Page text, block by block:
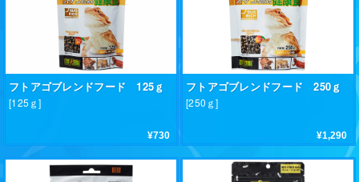
フトアゴブレンドフード 125ｇ
[125ｇ]
¥730
フトアゴブレンドフード 250ｇ
[250ｇ]
¥1,290